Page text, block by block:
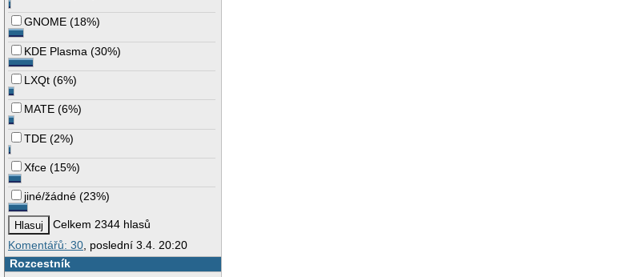
GNOME (18%)
KDE Plasma (30%)
LXQt (6%)
MATE (6%)
TDE (2%)
Xfce (15%)
jiné/žádné (23%)
Celkem 2344 hlasů
Komentářů: 30 , poslední 3.4. 20:20
Rozcestník